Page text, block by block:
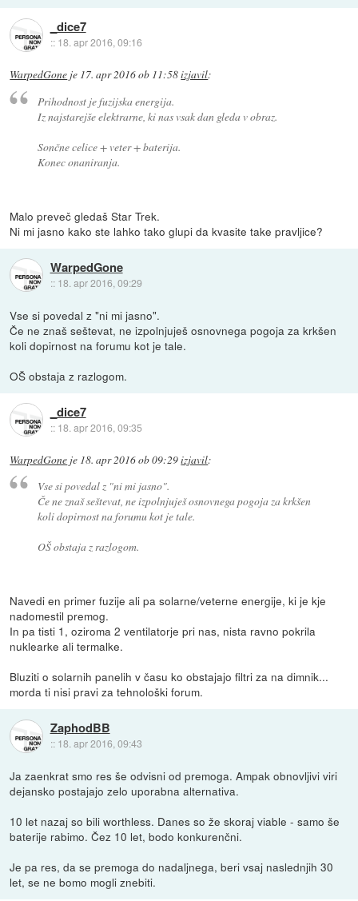
_dice7
:: 18. apr 2016, 09:16
WarpedGone je 17. apr 2016 ob 11:58izjavil:
Prihodnost je fuzijska energija.
Iz najstarejše elektrarne, ki nas vsak dan gleda v obraz.
Sončne celice + veter + baterija.
Konec onaniranja.
Malo preveč gledaš Star Trek.
Ni mi jasno kako ste lahko tako glupi da kvasite take pravljice?
WarpedGone
:: 18. apr 2016, 09:29
Vse si povedal z "ni mi jasno".
Če ne znaš seštevat, ne izpolnjuješ osnovnega pogoja za krkšen
koli dopirnost na forumu kot je tale.
OŠ obstaja z razlogom.
_dice7
:: 18. apr 2016, 09:35
WarpedGone je 18. apr 2016 ob 09:29izjavil:
Vse si povedal z "ni mi jasno".
Če ne znaš seštevat, ne izpolnjuješ osnovnega pogoja za krkšen
koli dopirnost na forumu kot je tale.
OŠ obstaja z razlogom.
Navedi en primer fuzije ali pa solarne/veterne energije, ki je kje
nadomestil premog.
In pa tisti 1, oziroma 2 ventilatorje pri nas, nista ravno pokrila
nuklearke ali termalke.
Bluziti o solarnih panelih v času ko obstajajo filtri za na dimnik...
morda ti nisi pravi za tehnološki forum.
ZaphodBB
:: 18. apr 2016, 09:43
Ja zaenkrat smo res še odvisni od premoga. Ampak obnovljivi viri
dejansko postajajo zelo uporabna alternativa.
10 let nazaj so bili worthless. Danes so že skoraj viable - samo še
baterije rabimo. Čez 10 let, bodo konkurenčni.
Je pa res, da se premoga do nadaljnega, beri vsaj naslednjih 30
let, se ne bomo mogli znebiti.